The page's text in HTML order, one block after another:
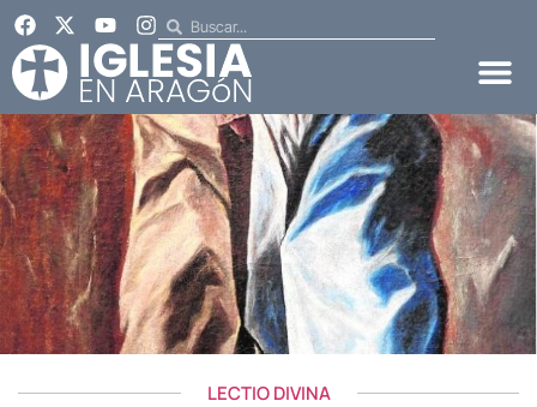
LECTIO DIVINA